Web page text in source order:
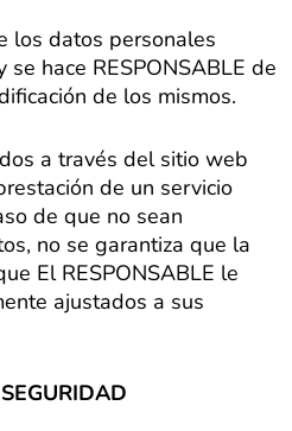
los datos personales
hace RESPONSABLE de
de los mismos.
a través del sitio web
de un servicio
de que no sean
no se garantiza que la
El RESPONSABLE le
ajustados a sus